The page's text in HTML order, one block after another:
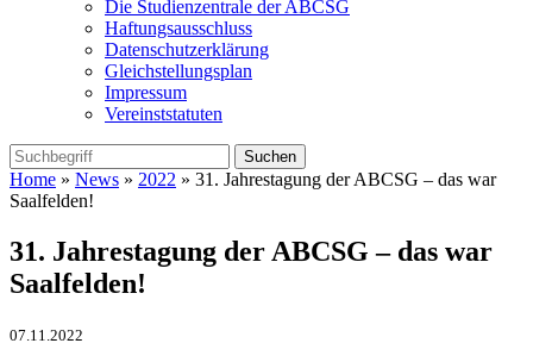
Die Studienzentrale der ABCSG
Haftungsausschluss
Datenschutzerklärung
Gleichstellungsplan
Impressum
Vereinststatuten
Home » News » 2022 » 31. Jahrestagung der ABCSG – das war
Saalfelden!
31. Jahrestagung der ABCSG – das war
Saalfelden!
07.11.2022